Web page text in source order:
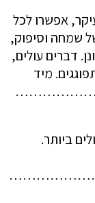
אפשרו לכל
שמחה וסיפוק,
דברים עולים,
מיד
ביותר.